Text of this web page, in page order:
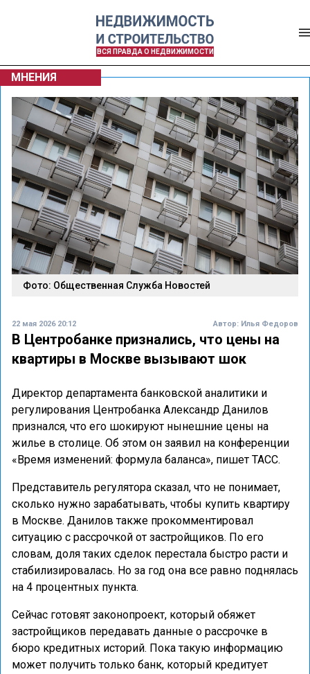
ВСЯ ПРАВДА О НЕДВИЖИМОСТИ
МНЕНИЯ
Фото: Общественная Служба Новостей
22 мая 2026 20:12 Автор: Илья Федоров
В Центробанке признались, что цены на
квартиры в Москве вызывают шок
Директор департамента банковской аналитики и
регулирования Центробанка Александр Данилов
признался, что его шокируют нынешние цены на
жилье в столице. Об этом он заявил на конференции
«Время изменений: формула баланса», пишет ТАСС.
Представитель регулятора сказал, что не понимает,
сколько нужно зарабатывать, чтобы купить квартиру
в Москве. Данилов также прокомментировал
ситуацию с рассрочкой от застройщиков. По его
словам, доля таких сделок перестала быстро расти и
стабилизировалась. Но за год она все равно поднялась
на 4 процентных пункта.
Сейчас готовят законопроект, который обяжет
застройщиков передавать данные о рассрочке в
бюро кредитных историй. Пока такую информацию
может получить только банк, который кредитует